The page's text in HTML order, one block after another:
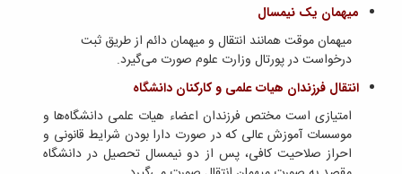
نامه
و
رساله
علم
سنجی
همایش‌ها
انتشارات
دانشگاه
نشر
میهمان یک نیمسال
میهمان موقت همانند انتقال و میهمان دائم از طریق ثبت
درخواست در پورتال وزارت علوم صورت می‌گیرد.
انتقال فرزندان هیات علمی و کارکنان دانشگاه
امتیازی است مختص فرزندان اعضاء هیات علمی دانشگاه‌ها و
موسسات آموزش عالی که در صورت دارا بودن شرایط قانونی و
احراز صلاحیت کافی، پس از دو نیمسال تحصیل در دانشگاه